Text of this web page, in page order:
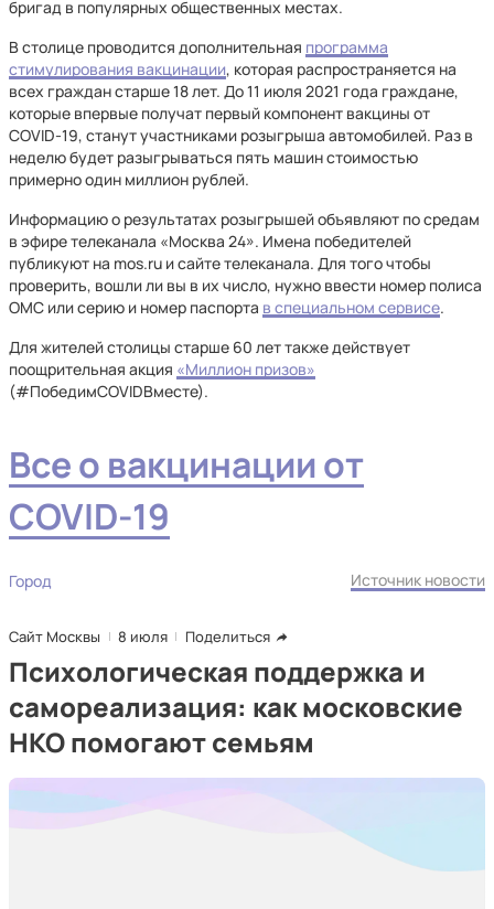
бригад в популярных общественных местах.
В столице проводится дополнительная программа
стимулирования вакцинации, которая распространяется на
всех граждан старше 18 лет. До 11 июля 2021 года граждане,
которые впервые получат первый компонент вакцины от
COVID-19, станут участниками розыгрыша автомобилей. Раз в
неделю будет разыгрываться пять машин стоимостью
примерно один миллион рублей.
Информацию о результатах розыгрышей объявляют по средам
в эфире телеканала «Москва 24». Имена победителей
публикуют на mos.ru и сайте телеканала. Для того чтобы
проверить, вошли ли вы в их число, нужно ввести номер полиса
ОМС или серию и номер паспорта в специальном сервисе.
Для жителей столицы старше 60 лет также действует
поощрительная акция «Миллион призов»
(#ПобедимCOVIDВместе).
Все о вакцинации от
COVID-19
Город Источник новости
Сайт Москвы 8 июля Поделиться
Психологическая поддержка и
самореализация: как московские
НКО помогают семьям